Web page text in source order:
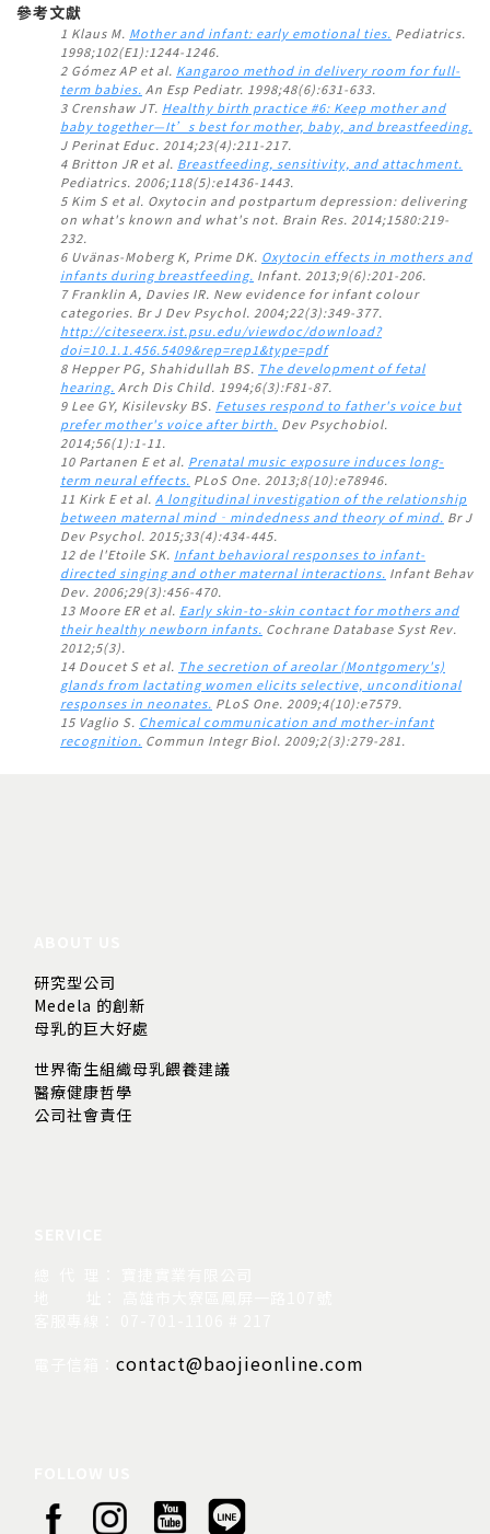
參考文獻
1 Klaus M. Mother and infant: early emotional ties. Pediatrics.
1998;102(E1):1244-1246.
2 Gómez AP et al. Kangaroo method in delivery room for full-
term babies. An Esp Pediatr. 1998;48(6):631-633.
3 Crenshaw JT. Healthy birth practice #6: Keep mother and
baby together—It’s best for mother, baby, and breastfeeding.
J Perinat Educ. 2014;23(4):211-217.
4 Britton JR et al. Breastfeeding, sensitivity, and attachment.
Pediatrics. 2006;118(5):e1436-1443.
5 Kim S et al. Oxytocin and postpartum depression: delivering
on what's known and what's not. Brain Res. 2014;1580:219-
232.
6 Uvänas-Moberg K, Prime DK. Oxytocin effects in mothers and
infants during breastfeeding. Infant. 2013;9(6):201-206.
7 Franklin A, Davies IR. New evidence for infant colour
categories. Br J Dev Psychol. 2004;22(3):349-377.
http://citeseerx.ist.psu.edu/viewdoc/download?
doi=10.1.1.456.5409&rep=rep1&type=pdf
8 Hepper PG, Shahidullah BS. The development of fetal
hearing. Arch Dis Child. 1994;6(3):F81-87.
9 Lee GY, Kisilevsky BS. Fetuses respond to father's voice but
prefer mother's voice after birth. Dev Psychobiol.
2014;56(1):1-11.
10 Partanen E et al. Prenatal music exposure induces long-
term neural effects. PLoS One. 2013;8(10):e78946.
11 Kirk E et al. A longitudinal investigation of the relationship
between maternal mind‐mindedness and theory of mind. Br J
Dev Psychol. 2015;33(4):434-445.
12 de l'Etoile SK. Infant behavioral responses to infant-
directed singing and other maternal interactions. Infant Behav
Dev. 2006;29(3):456-470.
13 Moore ER et al. Early skin-to-skin contact for mothers and
their healthy newborn infants. Cochrane Database Syst Rev.
2012;5(3).
14 Doucet S et al. The secretion of areolar (Montgomery's)
glands from lactating women elicits selective, unconditional
responses in neonates. PLoS One. 2009;4(10):e7579.
15 Vaglio S. Chemical communication and mother-infant
recognition. Commun Integr Biol. 2009;2(3):279-281.
研究型公司
Medela 的創新
母乳的巨大好處
世界衛生組織母乳餵養建議
醫療健康哲學
公司社會責任
contact@baojieonline.com